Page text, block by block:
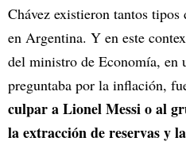
Chávez existieron tantos
en Argentina. Y en este
del ministro de Economía, en
preguntaba por la inflación,
culpar a Lionel Messi o al
la extracción de reservas y